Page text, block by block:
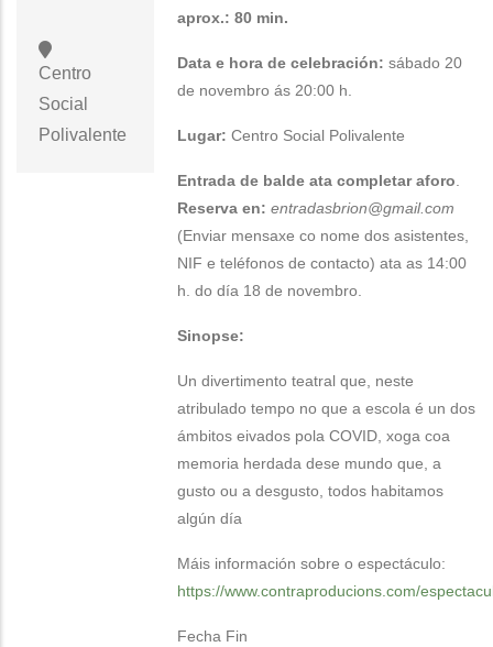
Centro
Social
Polivalente
aprox.: 80 min.
Data e hora de celebración:sábado 20
de novembro ás 20:00 h.
Lugar:Centro Social Polivalente
Entrada de balde ata completar aforo
Reserva en: entradasbrion@gmail.com
(Enviar mensaxe co nome dos asistentes,
NIF e teléfonos de contacto) ata as 14:00
h. do día 18 de novembro.
Sinopse:
Un divertimento teatral que, neste
atribulado tempo no que a escola é un dos
ámbitos eivados pola COVID, xoga coa
memoria herdada dese mundo que, a
gusto ou a desgusto, todos habitamos
algún día
Máis información sobre o espectáculo:
https://www.contraproducions.com/
Fecha Fin